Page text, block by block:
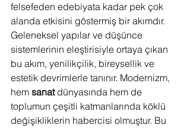
felsefeden edebiyata kadar pek çok
alanda etkisini göstermiş bir akımdır.
Geleneksel yapılar ve düşünce
sistemlerinin eleştirisiyle ortaya çıkan
bu akım, yenilikçilik, bireysellik ve
estetik devrimlerle tanınır. Modernizm,
hem sanat dünyasında hem de
toplumun çeşitli katmanlarında köklü
değişikliklerin habercisi olmuştur. Bu